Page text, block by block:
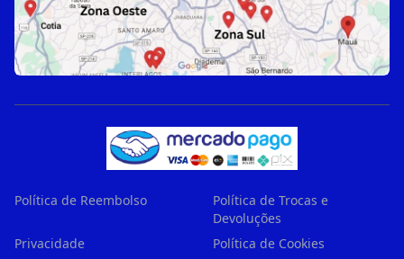
Política de Reembolso
Política de Trocas e
Devoluções
Privacidade
Política de Cookies